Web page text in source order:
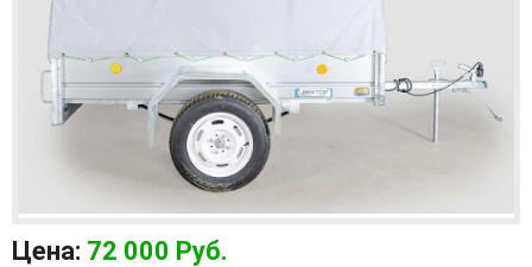
Цена: 72 000 Руб.